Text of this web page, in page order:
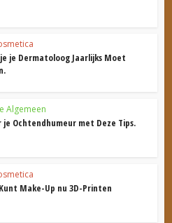
je Dermatoloog Jaarlijks Moet
Algemeen
Ochtendhumeur met Deze Tips.
Make-Up nu 3D-Printen